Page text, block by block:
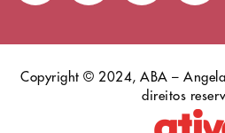
Copyright © 2024, ABA – Angela
direitos